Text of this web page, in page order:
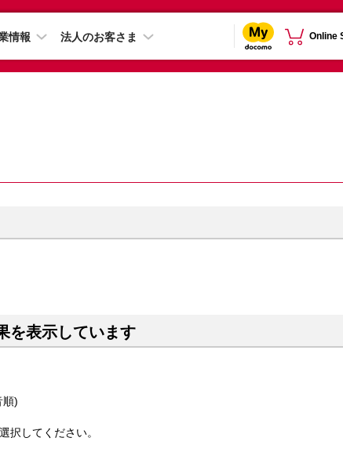
情報 法人のお客さま Online
を表示しています
順)
択してください。